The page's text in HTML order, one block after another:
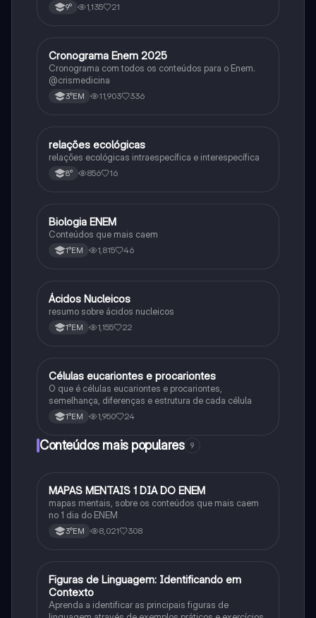
9° 1,135 21
Matematica
Cronograma Enem 2025
Cronograma com todos os conteúdos para o Enem.
@crismedicina
3°EM 11,903 336
Biologia
relações ecológicas
relações ecológicas intraespecífica e interespecífica
8° 856 16
Ciência
Biologia ENEM
Conteúdos que mais caem
1°EM 1,815 46
Biologia
Ácidos Nucleicos
resumo sobre ácidos nucleicos
1°EM 1,155 22
Biologia
Células eucariontes e procariontes
O que é células eucariontes e procariontes,
semelhança, diferenças e estrutura de cada célula
1°EM 1,950 24
Conteúdos mais populares 9
Português
MAPAS MENTAIS 1 DIA DO ENEM
mapas mentais, sobre os conteúdos que mais caem
no 1 dia do ENEM
3°EM 8,021 308
FPortuguês
Figuras de Linguagem: Identificando em
Contexto
Aprenda a identificar as principais figuras de